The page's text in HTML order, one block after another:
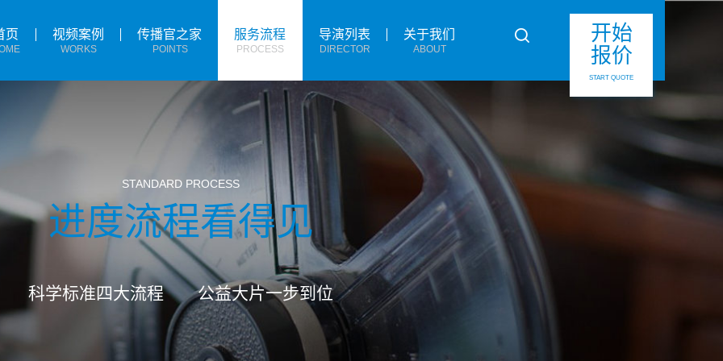
页 视频案例
WORKS
传播官之家
POINTS
服务流程
PROCESS
导演列表
DIRECTOR
关于我们
ABOUT
开始
报价
START QUOTE
STANDARD PROCESS
进度流程看得见
科学标准四大流程 公益大片一步到位